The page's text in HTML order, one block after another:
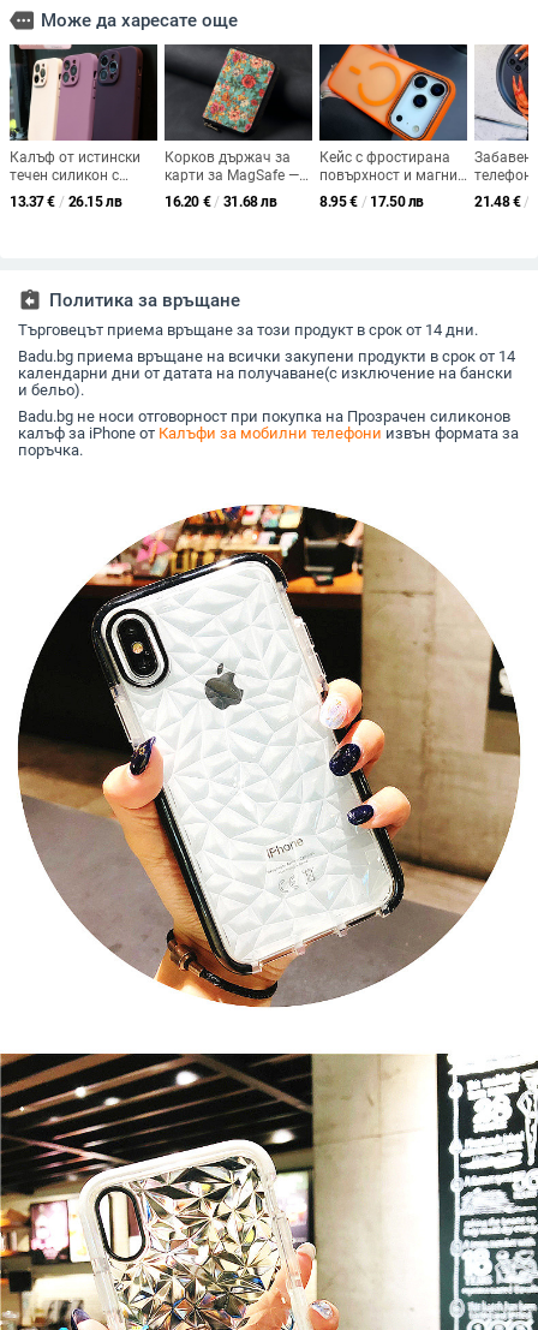
more Може да харесате още
Калъф от истински
течен силикон с
пълно покритие на
камерата за iPhone
13.37€ / 26.15 лв
Корков държач за
карти за MagSafe —
ръчна изработка,
съвместим с
16.20 € / 31.68 лв
Кейс с фростирана
повърхност и магнит
за iPhone 14/15 Pro
Max – усещане за
8.95€ / 17.50 лв
Забавен
телефон
за
на мек
21.48€ /
assignment_return Политика за връщане
Търговецът приема връщане за този продукт в срок от 14 дни.
Badu.bg приема връщане на всички закупени продукти в срок от 14
календарни дни от датата на получаване(с изключение на бански
и бельо).
Badu.bg не носи отговорност при покупка на Прозрачен силиконов
калъф за iPhone от Калъфи за мобилни телефони извън формата за
поръчка.